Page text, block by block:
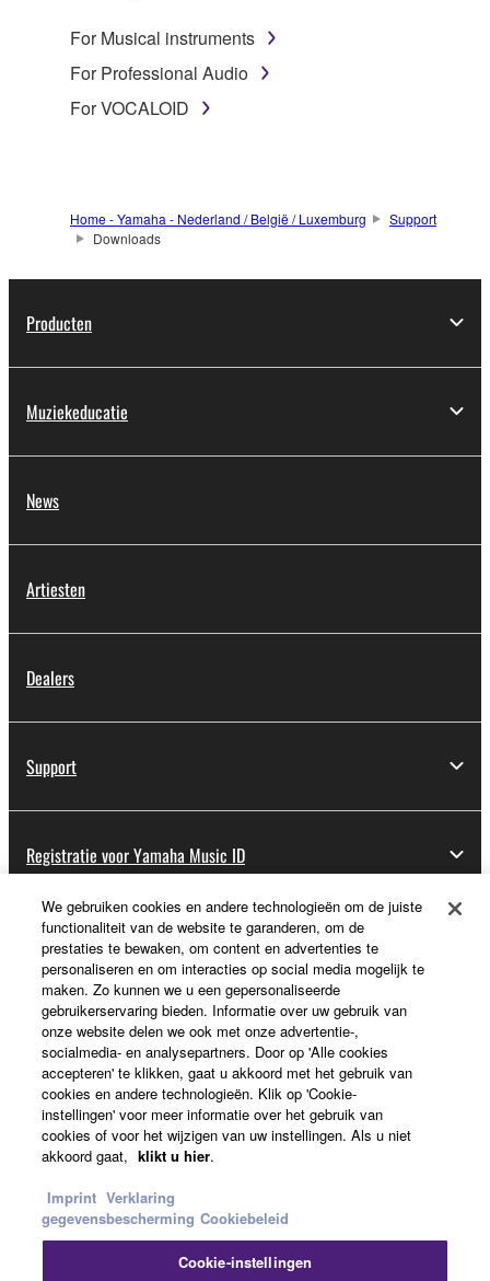
For Musical instruments
For Professional Audio
For VOCALOID
Home - Yamaha - Nederland / België / Luxemburg
Support
Downloads
Producten
Muziekeducatie
News
Artiesten
Dealers
Support
Registratie voor Yamaha Music ID
Over Yamaha
Nederland / België / Luxemburg - Dutch
Business
We gebruiken cookies en andere technologieën om de juiste
functionaliteit van de website te garanderen, om de
prestaties te bewaken, om content en advertenties te
personaliseren en om interacties op social media mogelijk te
maken. Zo kunnen we u een gepersonaliseerde
gebruikerservaring bieden. Informatie over uw gebruik van
onze website delen we ook met onze advertentie-,
socialmedia- en analysepartners. Door op 'Alle cookies
accepteren' te klikken, gaat u akkoord met het gebruik van
cookies en andere technologieën. Klik op 'Cookie-
instellingen' voor meer informatie over het gebruik van
cookies of voor het wijzigen van uw instellingen. Als u niet
akkoord gaat, klikt u hier.
Imprint Verklaring
gegevensbescherming Cookiebeleid
Cookie-instellingen